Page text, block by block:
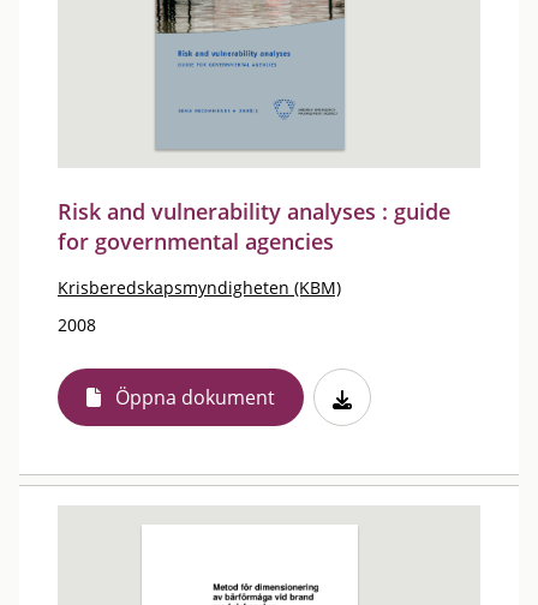
Risk and vulnerability analyses : guide
for governmental agencies
Krisberedskapsmyndigheten (KBM)
2008
Öppna dokument